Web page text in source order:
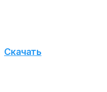
Скачать